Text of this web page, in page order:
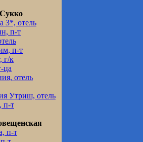
Сукко
3*, отель
п-т
п-т
г/к
ца
отель
Утриш, отель
п-т
п-т